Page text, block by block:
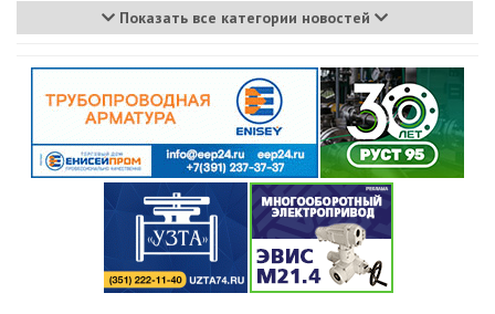
Показать все категории новостей